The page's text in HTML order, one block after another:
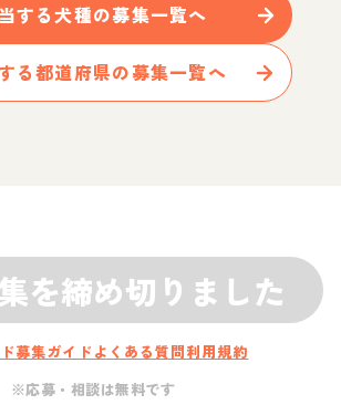
する犬種の募集一覧へ
る都道府県の募集一覧へ
を締め切りました
募集ガイド よくある質問利用規約
※応募・相談は無料です